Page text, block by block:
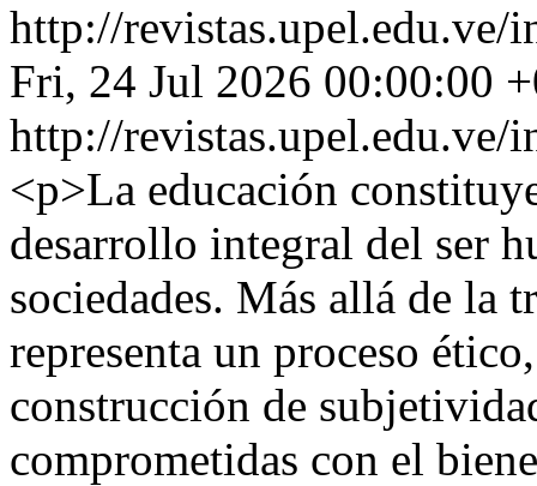
http://
Fri, 24 Jul 2026 00:00:00
http://
<p>La educación
desarrollo integral del ser
sociedades. Más allá de la
representa un proceso
construcción de
comprometidas con el